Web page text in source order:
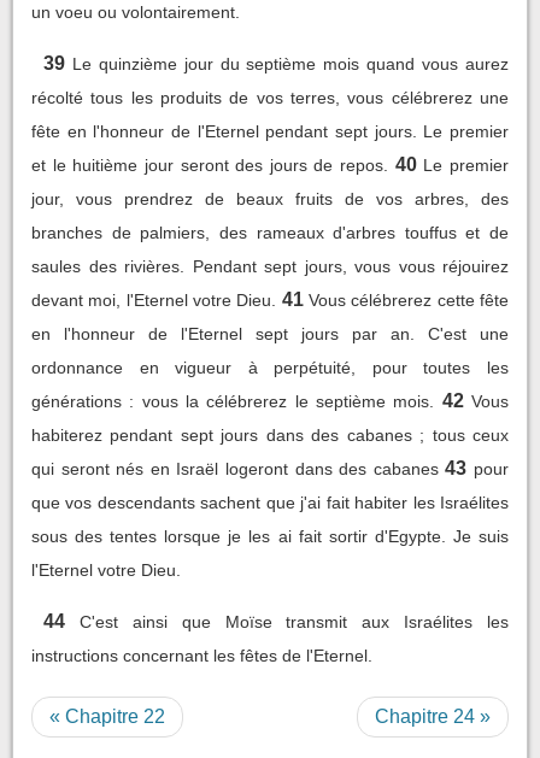
un voeu ou volontairement.
39 Le quinzième jour du septième mois quand vous aurez
récolté tous les produits de vos terres, vous célébrerez une
fête en l'honneur de l'Eternel pendant sept jours. Le premier
et le huitième jour seront des jours de repos.
40 Le premier
jour, vous prendrez de beaux fruits de vos arbres, des
branches de palmiers, des rameaux d'arbres touffus et de
saules des rivières. Pendant sept jours, vous vous réjouirez
devant moi, l'Eternel votre Dieu.
41 Vous célébrerez cette fête
en l'honneur de l'Eternel sept jours par an. C'est une
ordonnance en vigueur à perpétuité, pour toutes les
générations : vous la célébrerez le septième mois.
42 Vous
habiterez pendant sept jours dans des cabanes ; tous ceux
qui seront nés en Israël logeront dans des cabanes 43 pour
que vos descendants sachent que j'ai fait habiter les Israélites
sous des tentes lorsque je les ai fait sortir d'Egypte. Je suis
l'Eternel votre Dieu.
44
C'est ainsi que Moïse transmit aux Israélites les
instructions concernant les fêtes de l'Eternel.
« Chapitre 22 Chapitre 24 »